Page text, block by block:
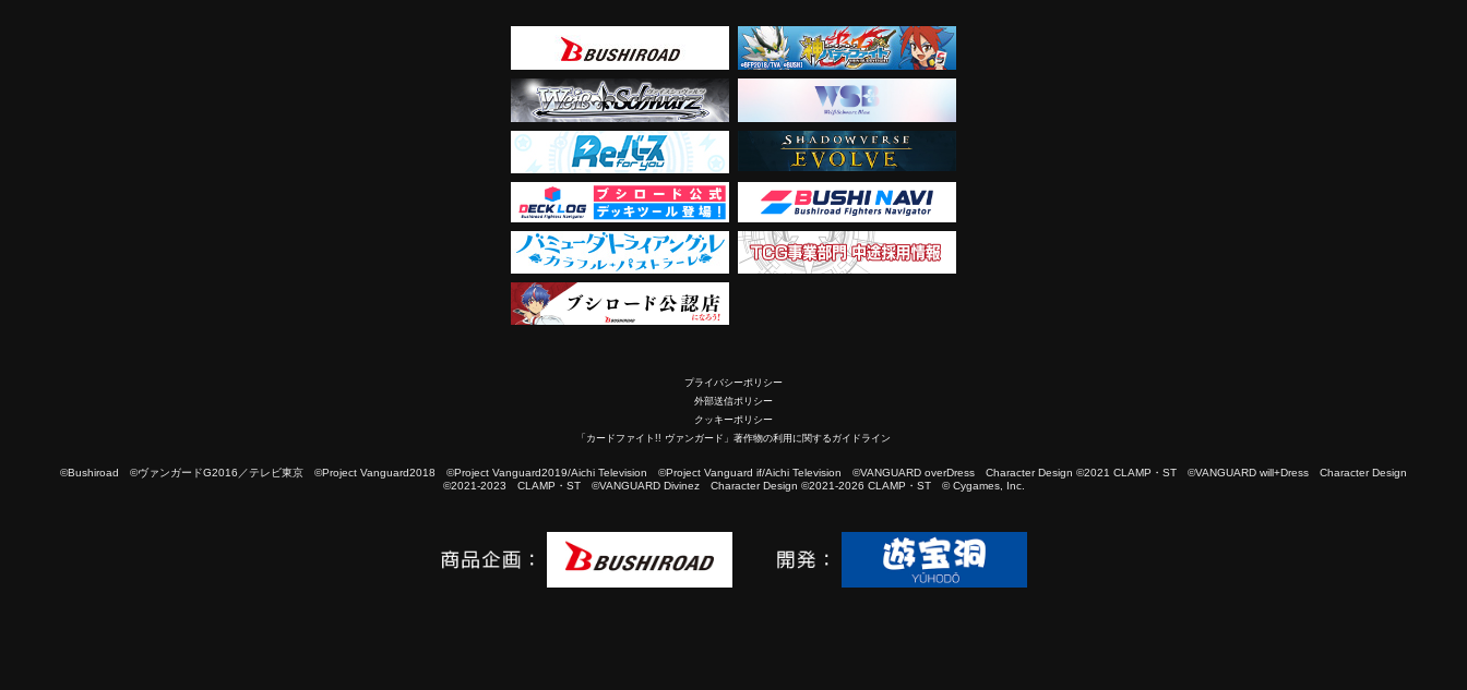
プライバシーポリシー
外部送信ポリシー
クッキーポリシー
「カードファイト!! ヴァンガード」著作物の利用に関するガイドライン
©Bushiroad ©ヴァンガードG2016／テレビ東京 ©Project Vanguard2018 ©Project Vanguard2019/Aichi Television ©Project Vanguard if/Aichi Television ©VANGUARD overDress Character Design ©2021 CLAMP・ST ©VANGUARD will+Dress Character Design
©2021-2023 CLAMP・ST ©VANGUARD Divinez Character Design ©2021-2026 CLAMP・ST © Cygames, Inc.